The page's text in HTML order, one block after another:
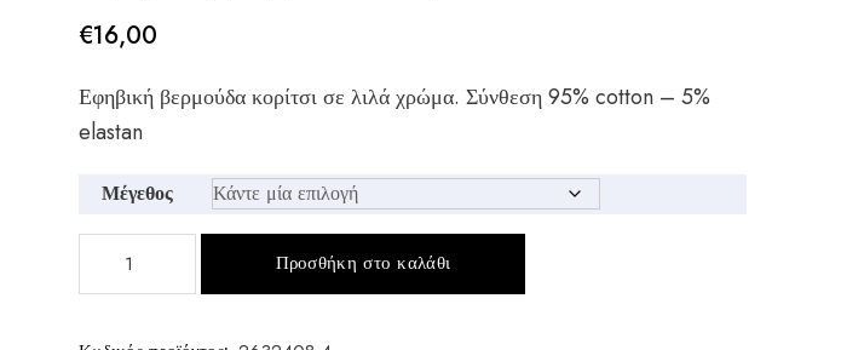
€16,00
Εφηβική βερμούδα κορίτσι σε λιλά χρώμα. Σύνθεση 95% cotton – 5%
elastan
Μέγεθος
βερμούδα
Προσθήκη στο καλάθι